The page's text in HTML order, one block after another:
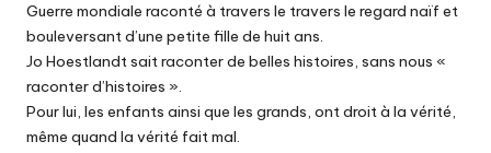
Guerre mondiale raconté à travers le travers le regard naïf et
bouleversant d’une petite fille de huit ans.
Jo Hoestlandt sait raconter de belles histoires, sans nous «
raconter d’histoires ».
Pour lui, les enfants ainsi que les grands, ont droit à la vérité,
même quand la vérité fait mal.